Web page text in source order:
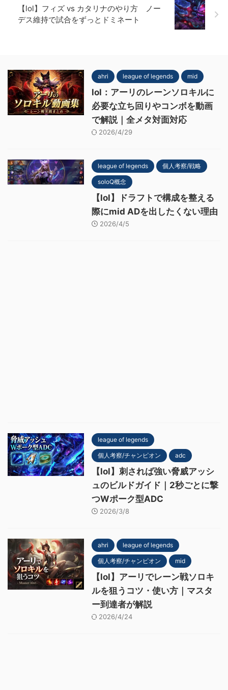
【lol】フィズ vs カタリナのやり方 ノー
デス維持で試合をずっとドミネート
ahri league of legends mid
lol：アーリのレーンソロキルに
必要な立ち回りやコンボを動画
で解説｜全メタ対面対応
2026/4/29
league of legends 個人考察/戦略
soloQ概念
【lol】ドラフトで構成を整える
際にmid ADを出したくない理由
2026/4/5
league of legends
個人考察/チャンピオン adc
【lol】刺されば強い脅威アッシ
ュのビルドガイド｜2秒ごとに撃
つWポーク型ADC
2026/3/8
ahri league of legends
個人考察/チャンピオン mid
【lol】アーリでレーン戦ソロキ
ルを狙うコツ・使い方｜マスタ
ー到達者が解説
2026/4/24